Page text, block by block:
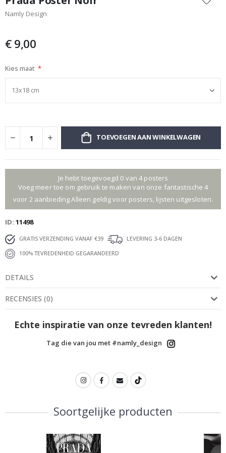
het
begin
afbeeldingen-
Namly Design
€ 9,00
Kies maat
TOEVOEGEN AAN WINKELWAGEN
Je hebt toegevoegd 0 van 4 posters
Voeg meer toe om gebruik te maken van onze fantastische 4
voor 2 aanbieding.Alleen geldig voor posters, lijsten uitgesloten.
ID 11498
GRATIS VERZENDING VANAF €39
LEVERING 3-6 DAGEN
100% TEVREDENHEID GEGARANDEERD
DETAILS
RECENSIES (0)
Echte inspiratie van onze tevreden klanten!
Tag die van jou met #namly_design
Soortgelijke producten